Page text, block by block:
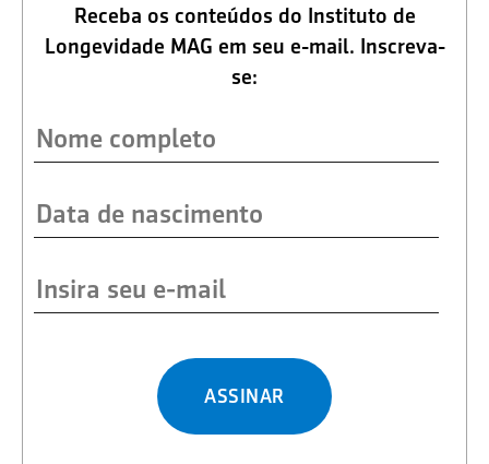
Receba os conteúdos do Instituto de
Longevidade MAG em seu e-mail. Inscreva-
se:
ASSINAR